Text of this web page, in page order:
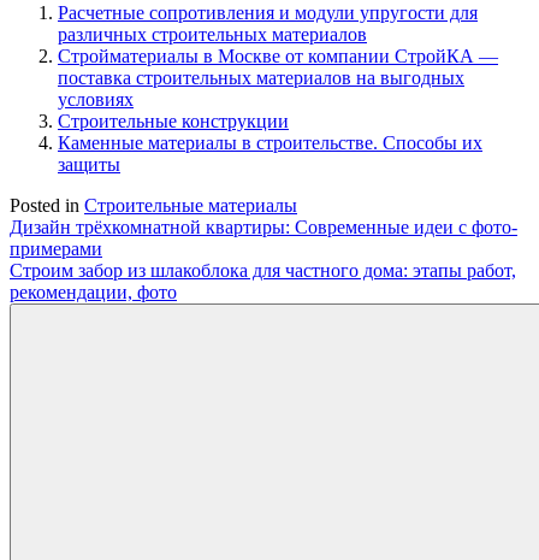
Расчетные сопротивления и модули упругости для
различных строительных материалов
Стройматериалы в Москве от компании СтройКА —
поставка строительных материалов на выгодных
условиях
Строительные конструкции
Каменные материалы в строительстве. Способы их
защиты
Posted in Строительные материалы
Навигация
по
записям
Дизайн трёхкомнатной квартиры: Современные идеи с фото-
примерами
Строим забор из шлакоблока для частного дома: этапы работ,
рекомендации, фото